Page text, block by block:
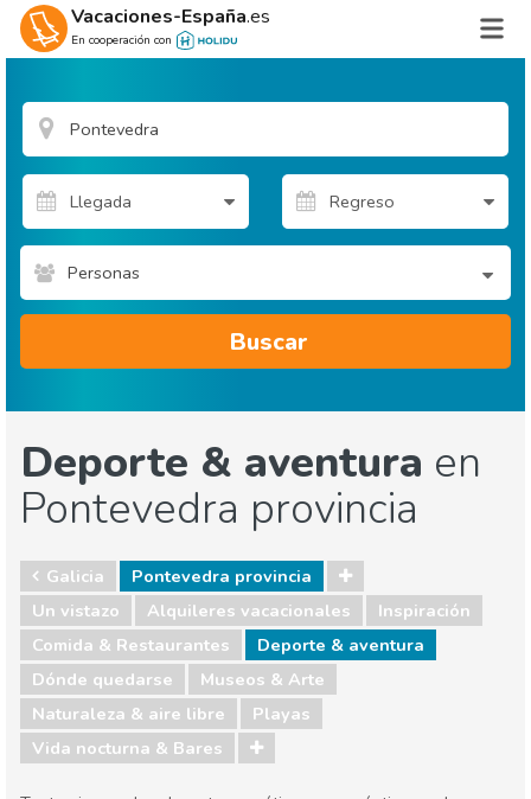
Vacaciones-España.es
En cooperación con
Personas
Buscar
Deporte & aventura en
Pontevedra provincia
Galicia
Pontevedra provincia
Un vistazo
Alquileres vacacionales
Inspiración
Comida & Restaurantes
Deporte & aventura
Dónde quedarse
Museos & Arte
Naturaleza & aire libre
Playas
Vida nocturna & Bares